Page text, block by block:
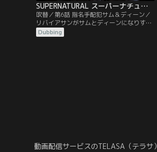
SUPERNATURAL スーパーナチュラル シーズン7 第06話／吹替
吹替／第6話 指名手配犯サム＆ディーン／
リバイアサンがサムとディーンになりすま
し大虐殺を行い、全米を恐怖に陥れる。ま
たしても“凶悪犯のお尋ね者”となった二
Dubbing
動画配信サービスのTELASA（テラサ）